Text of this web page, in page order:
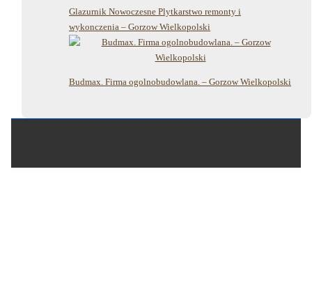
Glazurnik Nowoczesne Plytkarstwo remonty i
wykonczenia – Gorzow Wielkopolski
Budmax. Firma ogolnobudowlana. – Gorzow Wielkopolski